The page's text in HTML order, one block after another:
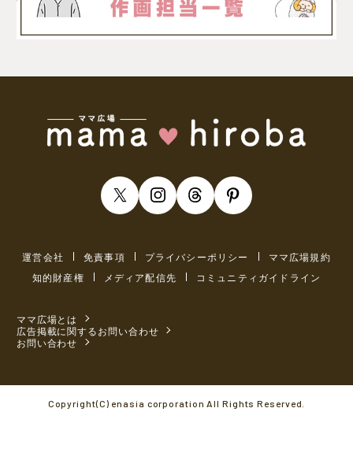
運営会社 免責事項 プライバシーポリシー
ママ広場規約
知的財産権
メディア配信先 コミュニティガイドライン
ママ広場とは
広告掲載に関するお問い合わせ
お問い合わせ
Copyright(C) enasia corporation All Rights Reserved.